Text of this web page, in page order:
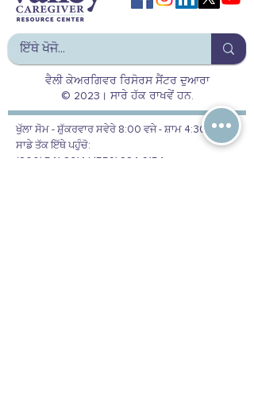
ਵੈਲੀ ਕੇਅਰਗਿਵਰ ਰਿਸੋਰਸ ਸੈਂਟਰ ਦੁਆਰਾ
© 2023। ਸਾਰੇ ਹੱਕ ਰਾਖਵੇਂ ਹਨ.
ਖੁੱਲਾ ਸੋਮ - ਸ਼ੁੱਕਰਵਾਰ ਸਵੇਰੇ 8:00 ਵਜੇ - ਸ਼ਾਮ 4:30 ਵਜੇ
ਸਾਡੇ ਤੱਕ ਇੱਥੇ ਪਹੁੰਚੋ:
(800) 541-8614 | (559) 224-9154